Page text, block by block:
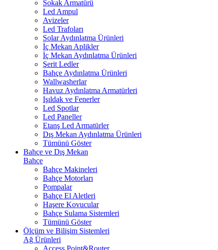
Sokak Armatürü
Led Ampul
Avizeler
Led Trafoları
Solar Aydınlatma Ürünleri
İç Mekan Aplikler
İç Mekan Aydınlatma Ürünleri
Şerit Ledler
Bahçe Aydınlatma Ürünleri
Wallwasherlar
Havuz Aydınlatma Armatürleri
Işıldak ve Fenerler
Led Spotlar
Led Paneller
Etanş Led Armatürler
Dış Mekan Aydınlatma Ürünleri
Tümünü Göster
Bahçe ve Dış Mekan
Bahçe
Bahçe Makineleri
Bahçe Motorları
Pompalar
Bahçe El Aletleri
Haşere Kovucular
Bahçe Sulama Sistemleri
Tümünü Göster
Ölçüm ve Bilişim Sistemleri
Ağ Ürünleri
Access Point&Router